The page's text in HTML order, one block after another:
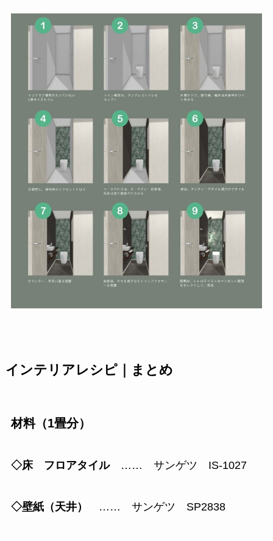
インテリアレシピ｜まとめ
材料（1畳分）
◇床 フロアタイル…… サンゲツ IS-1027
◇壁紙（天井） …… サンゲツ SP2838